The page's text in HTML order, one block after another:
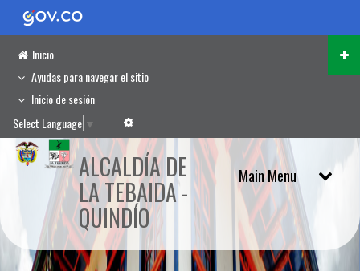
Inicio
Ayudas para navegar el sitio
Inicio de sesión
Select Language ▼
ALCALDÍA DE
LA TEBAIDA -
QUINDÍO